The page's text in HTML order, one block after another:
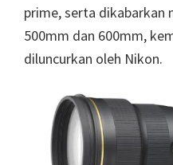
prime, serta
500mm dan 600mm,
diluncurkan oleh Nikon.